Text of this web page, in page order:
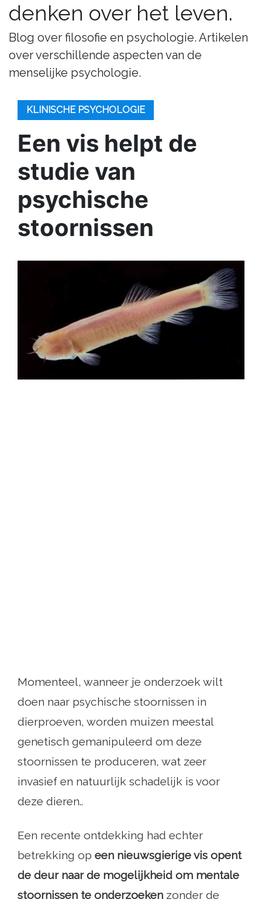
denken over het leven.
Blog over filosofie en psychologie. Artikelen
over verschillende aspecten van de
menselijke psychologie.
KLINISCHE PSYCHOLOGIE
Een vis helpt de
studie van
psychische
stoornissen
Momenteel, wanneer je onderzoek wilt
doen naar psychische stoornissen in
dierproeven, worden muizen meestal
genetisch gemanipuleerd om deze
stoornissen te produceren, wat zeer
invasief en natuurlijk schadelijk is voor
deze dieren..
Een recente ontdekking had echter
betrekking op een nieuwsgierige vis opent
de deur naar de mogelijkheid om mentale
stoornissen te onderzoeken zonder de